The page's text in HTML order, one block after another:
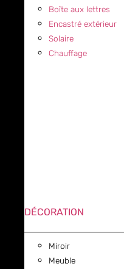
Boîte aux lettres
Encastré extérieur
Solaire
Chauffage
DÉCORATION
Miroir
Meuble